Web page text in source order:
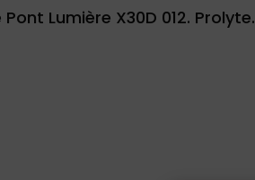
Lumière X30D 012. Prolyte.